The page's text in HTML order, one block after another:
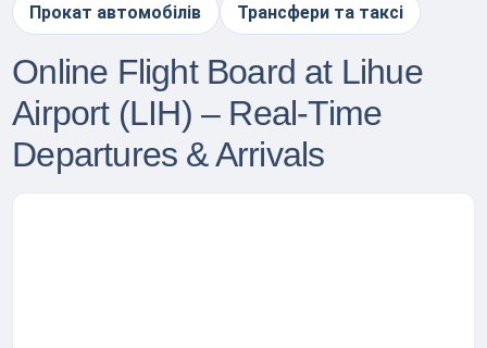
Прокат автомобілів Трансфери та таксі
Online Flight Board at Lihue
Airport (LIH) – Real-Time
Departures & Arrivals